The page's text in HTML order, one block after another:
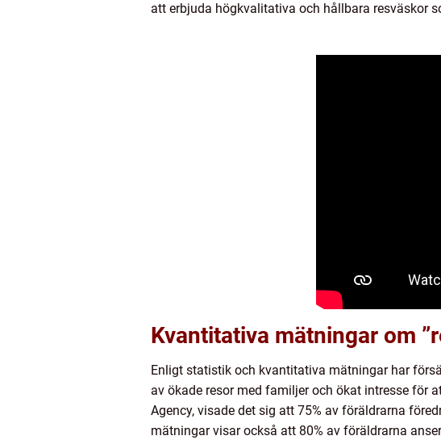
att erbjuda högkvalitativa och hållbara resväskor
Kvantitativa mätningar om
Enligt statistik och kvantitativa mätningar har
av ökade resor med familjer och ökat intresse för
Agency, visade det sig att 75% av föräldrarna
mätningar visar också att 80% av föräldrarna